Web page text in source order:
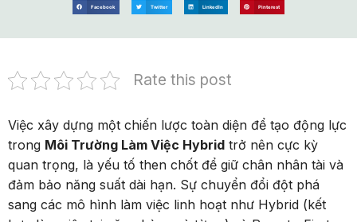
Facebook Twitter LinkedIn Pinterest
Rate this post
Việc xây dựng một chiến lược toàn diện để tạo động lực
trong Môi Trường Làm Việc Hybrid trở nên cực kỳ
quan trọng, là yếu tố then chốt để giữ chân nhân tài và
đảm bảo năng suất dài hạn. Sự chuyển đổi đột phá
sang các mô hình làm việc linh hoạt như Hybrid (kết